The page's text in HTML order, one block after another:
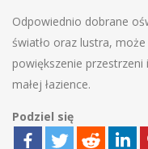
Odpowiednio dobrane
światło oraz lustra,
powiększenie
małej łazience.
Podziel się